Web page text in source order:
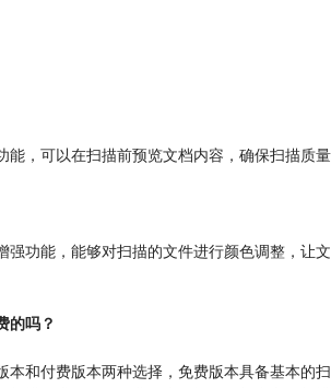
能，可以在扫描前预览文档内容，确保扫描质量
强功能，能够对扫描的文件进行颜色调整，让文
的吗？
本和付费版本两种选择，免费版本具备基本的扫